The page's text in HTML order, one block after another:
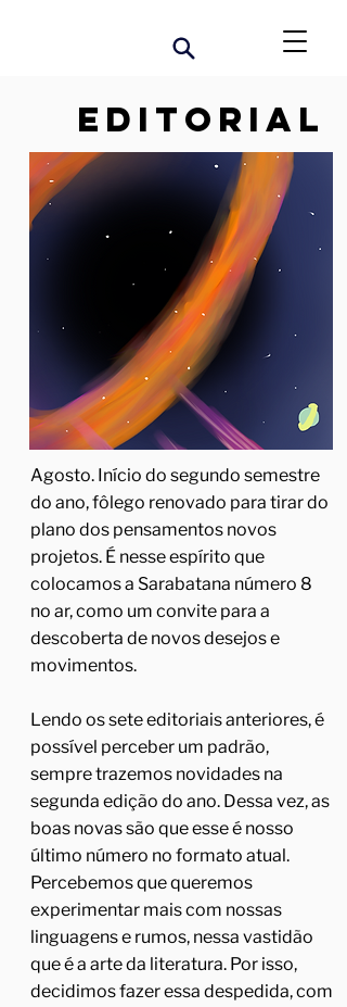
Editorial
Agosto. Início do segundo semestre
do ano, fôlego renovado para tirar do
plano dos pensamentos novos
projetos. É nesse espírito que
colocamos a Sarabatana número 8
no ar, como um convite para a
descoberta de novos desejos e
movimentos.
Lendo os sete editoriais anteriores, é
possível perceber um padrão,
sempre trazemos novidades na
segunda edição do ano. Dessa vez, as
boas novas são que esse é nosso
último número no formato atual.
Percebemos que queremos
experimentar mais com nossas
linguagens e rumos, nessa vastidão
que é a arte da literatura. Por isso,
decidimos fazer essa despedida, com